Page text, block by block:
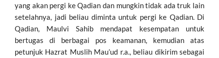
yang akan pergi ke Qadian dan mungkin tidak ada truk lain
setelahnya, jadi beliau diminta untuk pergi ke Qadian. Di
Qadian, Maulvi Sahib mendapat kesempatan untuk
bertugas di berbagai pos keamanan, kemudian atas
petunjuk Hazrat Muslih Mau’ud r.a., beliau dikirim sebagai